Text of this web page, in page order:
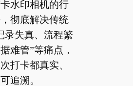
水印相机的行
彻底解决传统
录失真、流程繁
难管”等痛点，
打卡都真实、
追溯。